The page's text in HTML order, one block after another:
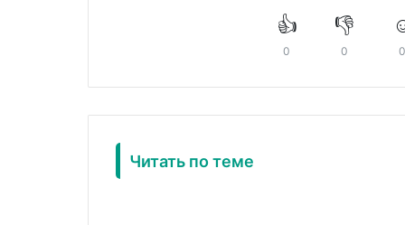
👍
0
👎
0 0
Читать по теме